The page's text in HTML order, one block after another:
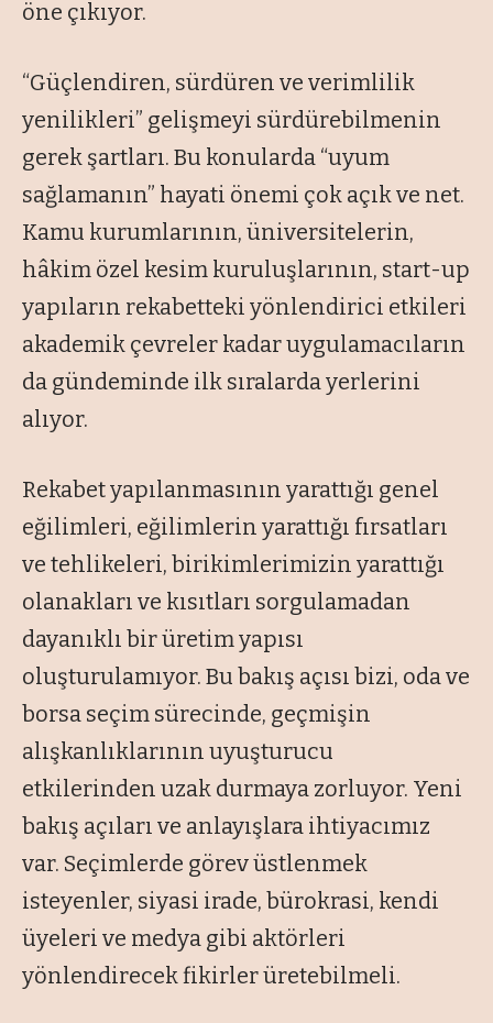
öne çıkıyor.
“Güçlendiren, sürdüren ve verimlilik
yenilikleri” gelişmeyi sürdürebilmenin
gerek şartları. Bu konularda “uyum
sağlamanın” hayati önemi çok açık ve net.
Kamu kurumlarının, üniversitelerin,
hâkim özel kesim kuruluşlarının, start-up
yapıların rekabetteki yönlendirici etkileri
akademik çevreler kadar uygulamacıların
da gündeminde ilk sıralarda yerlerini
alıyor.
Rekabet yapılanmasının yarattığı genel
eğilimleri, eğilimlerin yarattığı fırsatları
ve tehlikeleri, birikimlerimizin yarattığı
olanakları ve kısıtları sorgulamadan
dayanıklı bir üretim yapısı
oluşturulamıyor. Bu bakış açısı bizi, oda ve
borsa seçim sürecinde, geçmişin
alışkanlıklarının uyuşturucu
etkilerinden uzak durmaya zorluyor. Yeni
bakış açıları ve anlayışlara ihtiyacımız
var. Seçimlerde görev üstlenmek
isteyenler, siyasi irade, bürokrasi, kendi
üyeleri ve medya gibi aktörleri
yönlendirecek fikirler üretebilmeli.